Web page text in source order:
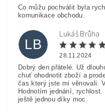
Co můžu pochválit byla
komunikace obchodu.
LB
Lukáš Brůha
28.11.2024
Dobrý den přátelé. Už
chuť ohodnotit zboží a
čas který jste mi věnovali.
Hodnotím jednání,
ještě jednou díky moc.